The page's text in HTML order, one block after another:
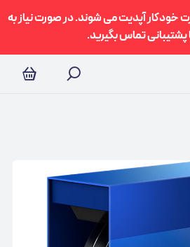
بصورت خودکار آپدیت می شوند. در صورت نیاز به
پشتیبانی تماس بگیرید.